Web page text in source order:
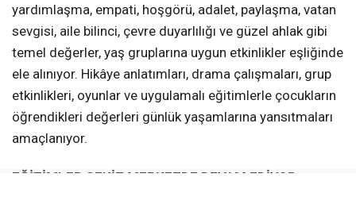
yardımlaşma, empati, hoşgörü, adalet, paylaşma, vatan
sevgisi, aile bilinci, çevre duyarlılığı ve güzel ahlak gibi
temel değerler, yaş gruplarına uygun etkinlikler eşliğinde
ele alınıyor. Hikâye anlatımları, drama çalışmaları, grup
etkinlikleri, oyunlar ve uygulamalı eğitimlerle çocukların
öğrendikleri değerleri günlük yaşamlarına yansıtmaları
amaçlanıyor.
EĞİTİMLER SEKİZ MERKEZDE DEVAM EDİYOR